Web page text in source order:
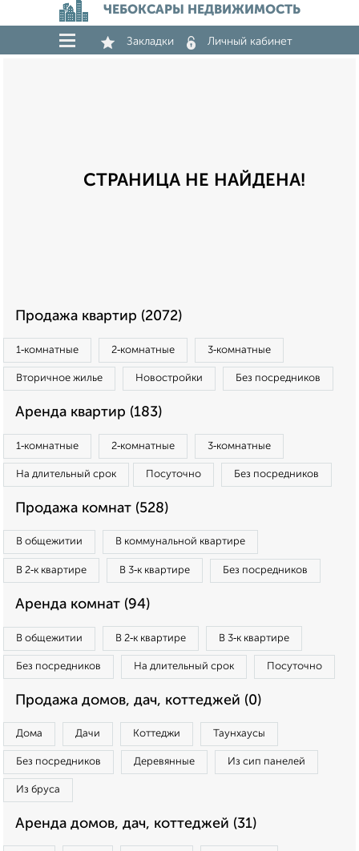
ЧЕБОКСАРЫ НЕДВИЖИМОСТЬ
Закладки Личный кабинет
СТРАНИЦА НЕ НАЙДЕНА!
Продажа квартир (2072)
1‑комнатные 2‑комнатные 3‑комнатные
Вторичное жилье Новостройки Без посредников
Аренда квартир (183)
1‑комнатные 2‑комнатные 3‑комнатные
На длительный срок Посуточно Без посредников
Продажа комнат (528)
В общежитии В коммунальной квартире
В 2‑к квартире В 3‑к квартире Без посредников
Аренда комнат (94)
В общежитии В 2‑к квартире В 3‑к квартире
Без посредников На длительный срок Посуточно
Продажа домов, дач, коттеджей (0)
Дома Дачи Коттеджи Таунхаусы
Без посредников Деревянные Из сип панелей
Из бруса
Аренда домов, дач, коттеджей (31)